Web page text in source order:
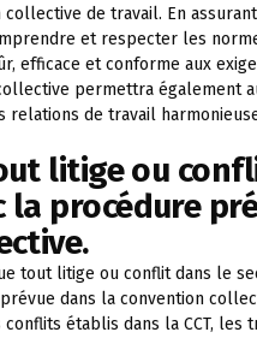
de travail. En
et respecter les
efficace et conforme aux
permettra également
relations de travail
litige ou
procédure
tout litige ou conflit dans le
dans la convention
établis dans la CCT,